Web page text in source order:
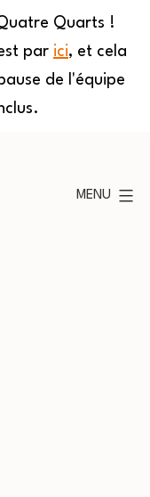
Quarts !
par ici, et cela
de l'équipe
MENU